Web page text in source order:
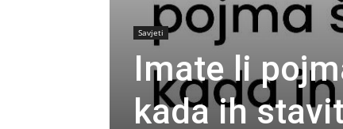
Savjeti
Imate li
kada ih